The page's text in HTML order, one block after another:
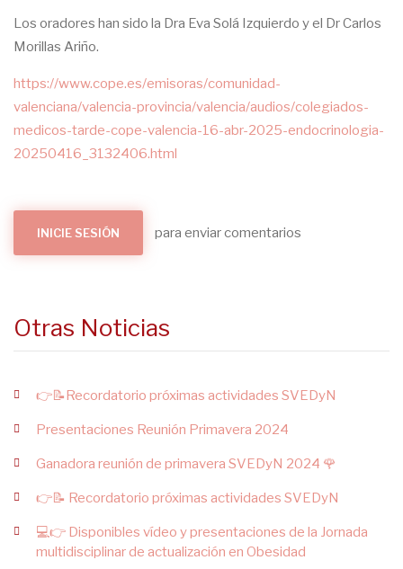
Los oradores han sido la Dra Eva Solá Izquierdo y el Dr Carlos
Morillas Ariño.
https://www.cope.es/emisoras/comunidad-
valenciana/valencia-provincia/valencia/audios/colegiados-
medicos-tarde-cope-valencia-16-abr-2025-endocrinologia-
20250416_3132406.html
INICIE SESIÓN para enviar comentarios
Otras Noticias
👉📝Recordatorio próximas actividades SVEDyN
Presentaciones Reunión Primavera 2024
Ganadora reunión de primavera SVEDyN 2024 🌹
👉📝 Recordatorio próximas actividades SVEDyN
💻👉 Disponibles vídeo y presentaciones de la Jornada
multidisciplinar de actualización en Obesidad